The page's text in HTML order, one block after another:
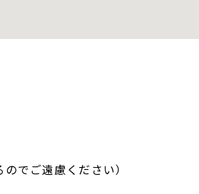
でご遠慮ください）